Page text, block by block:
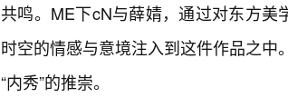
共鸣。ME下cN与薛婧，通过对东方
时空的情感与意境注入到这件作品之中
“内秀”的推崇。